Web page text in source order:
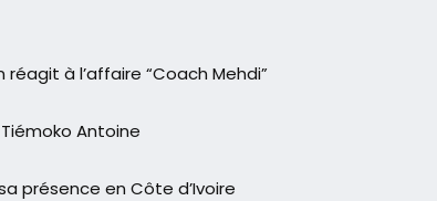
à l’affaire “Coach Mehdi”
Antoine
présence en Côte d’Ivoire